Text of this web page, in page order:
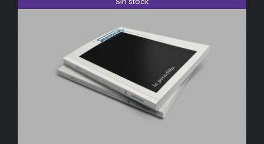
DETALLES